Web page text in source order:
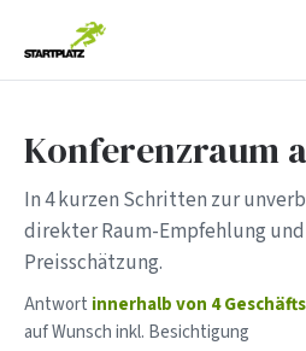
Konferenzraum
In 4 kurzen Schritten zur
direkter Raum-Empfehlung
Preisschätzung.
Antwort innerhalb von 4
auf Wunsch inkl. Besichtigung